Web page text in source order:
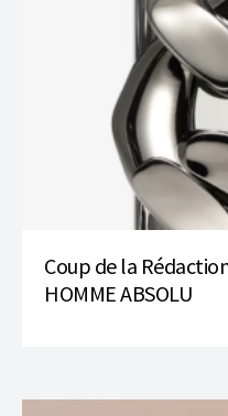
Coup de la
HOMME ABSOLU